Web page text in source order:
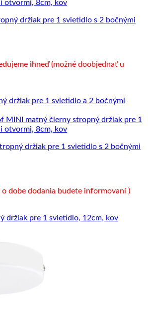
držiak pre 1 svietidlo s 2 bočnými
ihneď (možné doobjednať u
držiak pre 1 svietidlo s 2 bočnými
dobe dodania budete informovaní )